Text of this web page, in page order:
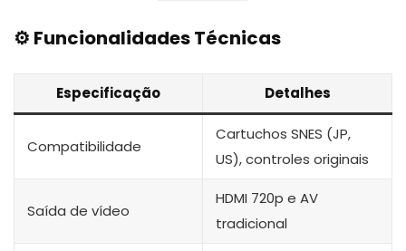
⚙️ Funcionalidades Técnicas
Especificação Detalhes
Compatibilidade
Cartuchos SNES (JP,
US), controles originais
Saída de vídeo
HDMI 720p e AV
tradicional